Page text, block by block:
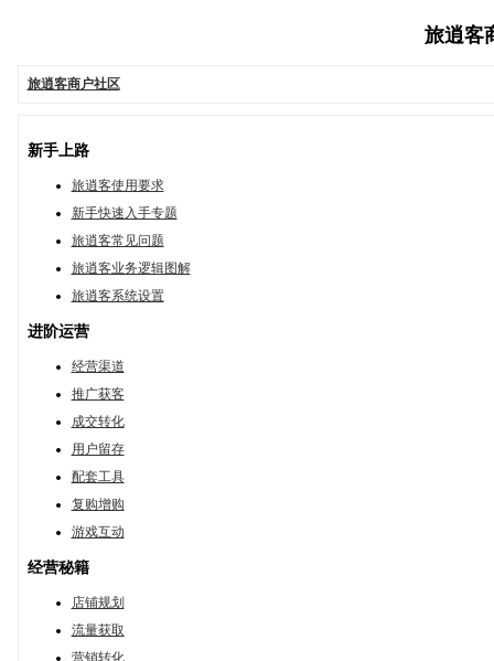
旅逍客
旅逍客商户社区
新手上路
旅逍客使用要求
新手快速入手专题
旅逍客常见问题
旅逍客业务逻辑图解
旅逍客系统设置
进阶运营
经营渠道
推广获客
成交转化
用户留存
配套工具
复购增购
游戏互动
经营秘籍
店铺规划
流量获取
营销转化